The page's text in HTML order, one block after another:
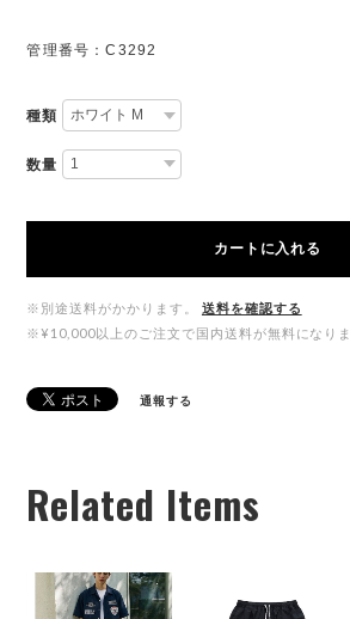
管理番号：C3292
種類
数量
カートに入れる
※別途送料がかかります。
送料を確認する
※¥10,000以上のご注文で国内送料が無料になりま
通報する
Related Items